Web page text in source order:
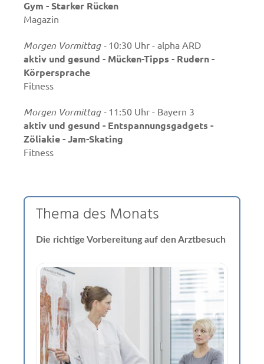
immer mal wieder gezielt
zu trainieren, ist eine gute
anderem die
Tiefenmuskulatur rund um
die Wirbelsäule, der wir
sonst meist nicht so viel
so die Aktion Gesunder
Rücken (AGR).
Gleichgewichtstraining hilft
somit dabei, ...
Gym - Starker Rücken
Magazin
Morgen Vormittag -10:30 Uhr - alpha ARD
aktiv und gesund - Mücken-Tipps - Rudern -
Körpersprache
Fitness
Morgen Vormittag -11:50 Uhr - Bayern 3
aktiv und gesund - Entspannungsgadgets -
Zöliakie - Jam-Skating
Fitness
Thema des Monats
Die richtige Vorbereitung auf den Arztbesuch